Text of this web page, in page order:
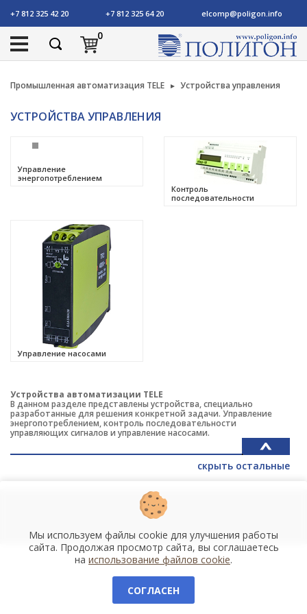
+7 812 325 42 20 +7 812 325 64 20 elcomp@poligon.info
0
Промышленная автоматизация TELE Устройства управления
УСТРОЙСТВА УПРАВЛЕНИЯ
Управление
энергопотреблением
Контроль
последовательности
Управление насосами
скрыть остальные
Устройства автоматизации TELE
В данном разделе представлены устройства, специально
разработанные для решения конкретной задачи. Управление
энергопотреблением, контроль последовательности
управляющих сигналов и управление насосами.
Мы используем файлы cookie для улучшения работы
сайта. Продолжая просмотр сайта, вы соглашаетесь
на использование файлов cookie.
СОГЛАСЕН